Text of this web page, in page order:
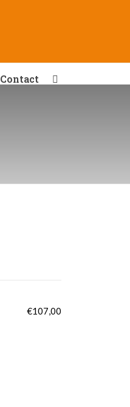
Contact
€107,00